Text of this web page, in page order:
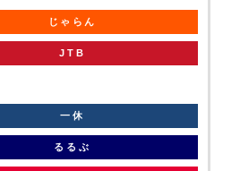
じゃらん
JTB
一休
るるぶ